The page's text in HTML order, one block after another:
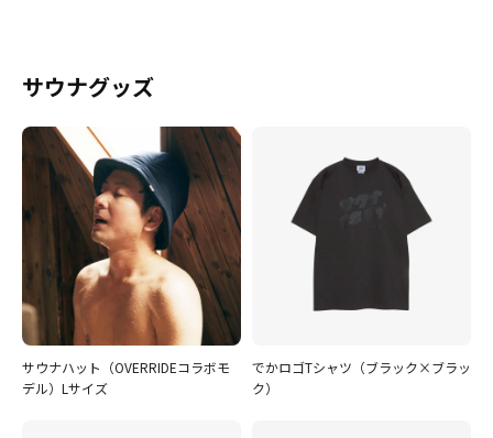
サウナグッズ
サウナハット（OVERRIDEコラボモ
デル）Lサイズ
でかロゴTシャツ（ブラック×ブラッ
ク）